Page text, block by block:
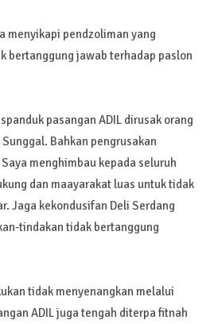
menyikapi pendzoliman yang
bertanggung jawab terhadap paslon
pasangan ADIL dirusak orang
Bahkan pengrusakan
menghimbau kepada seluruh
dan maayarakat luas untuk tidak
Jaga kekondusifan Deli Serdang
tindakan tidak bertanggung
tidak menyenangkan melalui
ADIL juga tengah diterpa fitnah